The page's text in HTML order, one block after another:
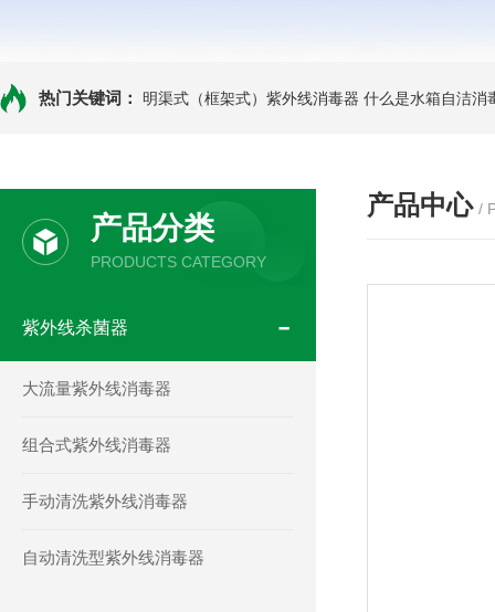
热门关键词： 明渠式（框架式）紫外线消毒器 什么是水箱自洁消
产品分类
PRODUCTS CATEGORY
紫外线杀菌器
大流量紫外线消毒器
组合式紫外线消毒器
手动清洗紫外线消毒器
自动清洗型紫外线消毒器
产品中心 /